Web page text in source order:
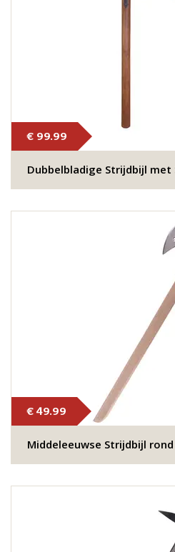
€ 99.99
Dubbelbladige Strijdbijl met
€ 49.99
Middeleeuwse Strijdbijl